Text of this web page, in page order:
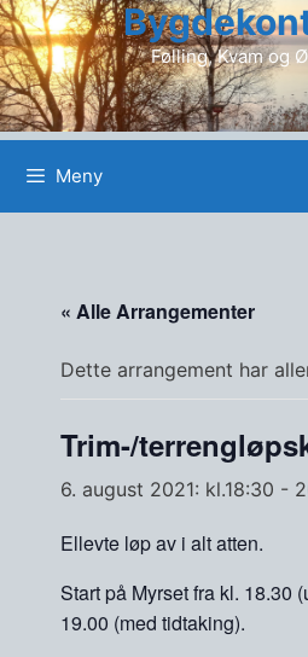
Hopp
til
innhold
Følling, Kvam og
Meny
« Alle Arrangementer
Dette arrangement har
Trim-/
6. august 2021: kl.18:30 -
Ellevte løp av i alt atten.
Start på Myrset fra kl. 18.30
19.00 (med tidtaking).